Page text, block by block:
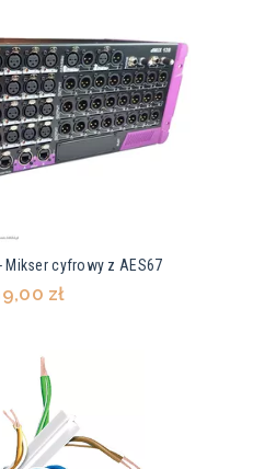
cyfrowy z AES67
zł